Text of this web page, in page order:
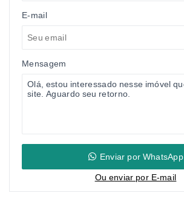
E-mail
Mensagem
Enviar por WhatsApp
Ou enviar por E-mail